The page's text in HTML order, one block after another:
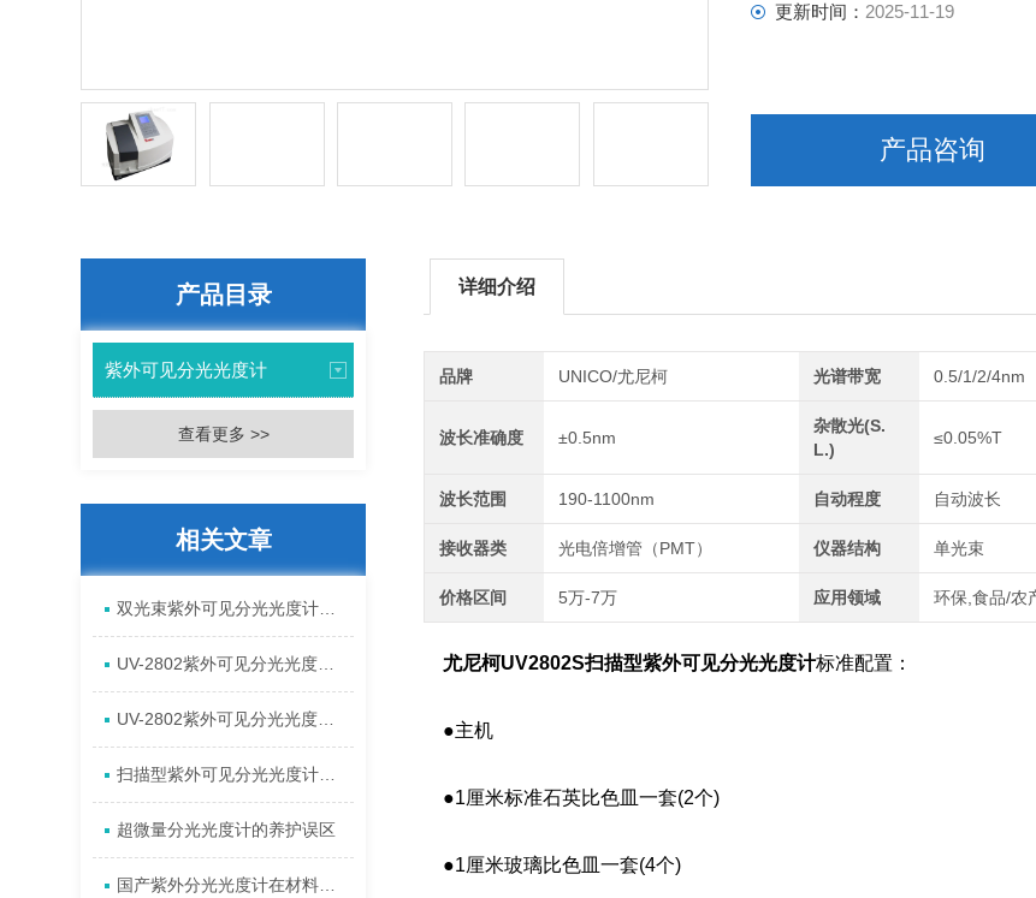
更新时间： 2025-11-19
产品咨询
产品目录
紫外可见分光光度计
查看更多 >>
相关文章
超微量分光光度计的养护误区
详细介绍
品牌 UNICO/尤尼柯 光谱带宽 0.5/1/2/4nm
波长准确度 ±0.5nm
杂散光(S.
L.)
≤0.05%T
波长范围 190-1100nm 自动程度 自动波长
接收器类 光电倍增管（PMT） 仪器结构 单光束
价格区间 5万-7万 应用领域 环保,食品/农
尤尼柯UV2802S扫描型紫外可见分光光度计标准配置：
●主机
●1厘米标准石英比色皿一套(2个)
●1厘米玻璃比色皿一套(4个)